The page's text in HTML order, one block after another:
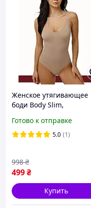
Женское утягивающее
боди Body Slim,
слипы с утяжкой,
Корректирующее боди с
Готово к отправке
5.0 (1)
499₴
998 ₴
Купить